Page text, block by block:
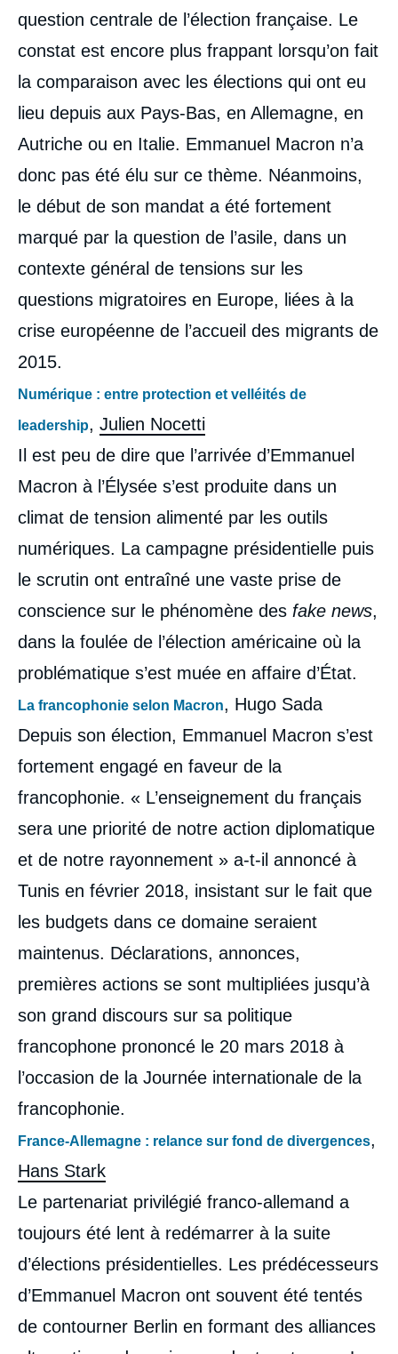
question centrale de l’élection française. Le
constat est encore plus frappant lorsqu’on fait
la comparaison avec les élections qui ont eu
lieu depuis aux Pays-Bas, en Allemagne, en
Autriche ou en Italie. Emmanuel Macron n’a
donc pas été élu sur ce thème. Néanmoins,
le début de son mandat a été fortement
marqué par la question de l’asile, dans un
contexte général de tensions sur les
questions migratoires en Europe, liées à la
crise européenne de l’accueil des migrants de
2015.
Numérique : entre protection et velléités de
leadership, Julien Nocetti
Il est peu de dire que l’arrivée d’Emmanuel
Macron à l’Élysée s’est produite dans un
climat de tension alimenté par les outils
numériques. La campagne présidentielle puis
le scrutin ont entraîné une vaste prise de
conscience sur le phénomène des fake news,
dans la foulée de l’élection américaine où la
problématique s’est muée en affaire d’État.
La francophonie selon Macron, Hugo Sada
Depuis son élection, Emmanuel Macron s’est
fortement engagé en faveur de la
francophonie. « L’enseignement du français
sera une priorité de notre action diplomatique
et de notre rayonnement » a-t-il annoncé à
Tunis en février 2018, insistant sur le fait que
les budgets dans ce domaine seraient
maintenus. Déclarations, annonces,
premières actions se sont multipliées jusqu’à
son grand discours sur sa politique
francophone prononcé le 20 mars 2018 à
l’occasion de la Journée internationale de la
francophonie.
France-Allemagne : relance sur fond de divergences,
Hans Stark
Le partenariat privilégié franco-allemand a
toujours été lent à redémarrer à la suite
d’élections présidentielles. Les prédécesseurs
d’Emmanuel Macron ont souvent été tentés
de contourner Berlin en formant des alliances
de
couverture
de
la
publication